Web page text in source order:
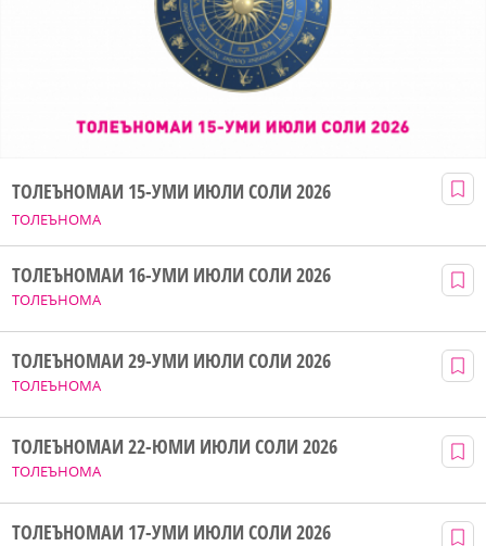
ТОЛЕЪНОМА
ТОЛЕЪНОМАИ 15-УМИ ИЮЛИ СОЛИ 2026
ТОЛЕЪНОМА
ТОЛЕЪНОМАИ 16-УМИ ИЮЛИ СОЛИ 2026
ТОЛЕЪНОМА
ТОЛЕЪНОМАИ 29-УМИ ИЮЛИ СОЛИ 2026
ТОЛЕЪНОМА
ТОЛЕЪНОМАИ 22-ЮМИ ИЮЛИ СОЛИ 2026
ТОЛЕЪНОМАИ 17-УМИ ИЮЛИ СОЛИ 2026